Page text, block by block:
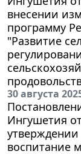
внесении
программу
"Развитие
30 августа
Ингушетия
воспитание